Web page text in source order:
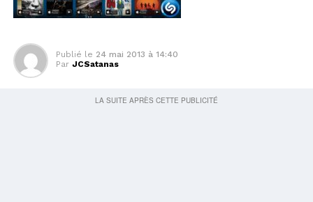
Publié le 24 mai 2013 à 14:40
Par JCSatanas